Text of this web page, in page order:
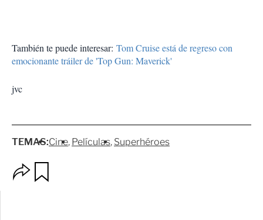
También te puede interesar: Tom Cruise está de regreso con
emocionante tráiler de 'Top Gun: Maverick'
jvc
TEMAS:Cine Películas Superhéroes